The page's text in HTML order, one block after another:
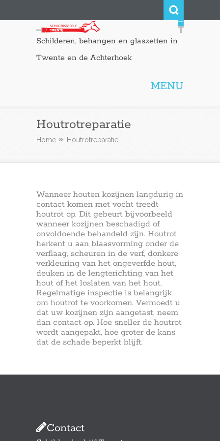
Schilderen, behangen en glaszetten in
Twente en de Achterhoek
MENU
Houtrotreparatie
Home Houtrotreparatie
Wanneer houten kozijnen langdurig in
contact komen met vocht treedt
houtrot op. Dit gebeurt bijvoorbeeld
wanneer kozijnen beschadigd of
onvoldoende behandeld zijn. Houtrot
herkent u aan blaasvorming onder de
verflaag, scheuren in de verf, donkere
verkleuring van het ongeverfde hout,
deuken in de lengterichting van het
hout of het loslaten van het hout.
Regelmatige inspectie is belangrijk
om houtrot te voorkomen. Vermoedt u
dat uw kozijnen zijn aangetast, neem
dan contact op. Hoe sneller de houtrot
wordt aangepakt, hoe groter de kans
dat de schade beperkt blijft.
Contact